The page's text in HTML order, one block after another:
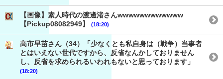
【画像】素人時代の渡邊渚さんwwwwwwwwwwww
【Pickup08082949】
(18:20)
高市早苗さん（34）「少なくとも私自身は（戦争）当事者
とはいえない世代ですから、反省なんかしておりません
し、反省を求められるいわれもないと思っております」
(18:20)